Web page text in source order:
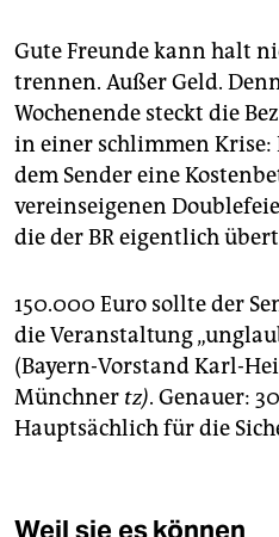
Gute Freunde kann halt
trennen. Außer Geld.
Wochenende steckt die
in einer schlimmen Krise:
dem Sender eine
vereinseigenen
die der BR eigentlich
150.000 Euro sollte der
die Veranstaltung
(Bayern-Vorstand Karl-
Münchner tz). Genauer:
Hauptsächlich für die
Weil sie es können